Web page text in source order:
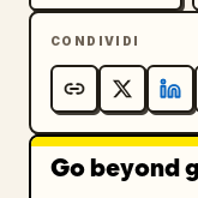
CONDIVIDI
Go beyond